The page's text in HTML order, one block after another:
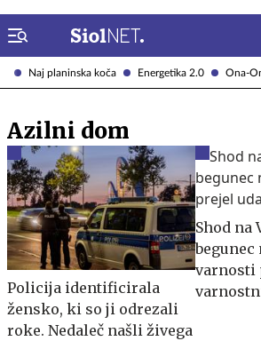
Naj planinska koča Energetika 2.0 Ona-
Azilni dom
Policija identificirala
žensko, ki so ji odrezali
roke. Nedaleč našli živega
Shod na
begunec
varnosti